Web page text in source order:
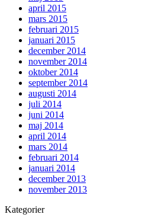
april 2015
mars 2015
februari 2015
januari 2015
december 2014
november 2014
oktober 2014
september 2014
augusti 2014
juli 2014
juni 2014
maj 2014
april 2014
mars 2014
februari 2014
januari 2014
december 2013
november 2013
Kategorier